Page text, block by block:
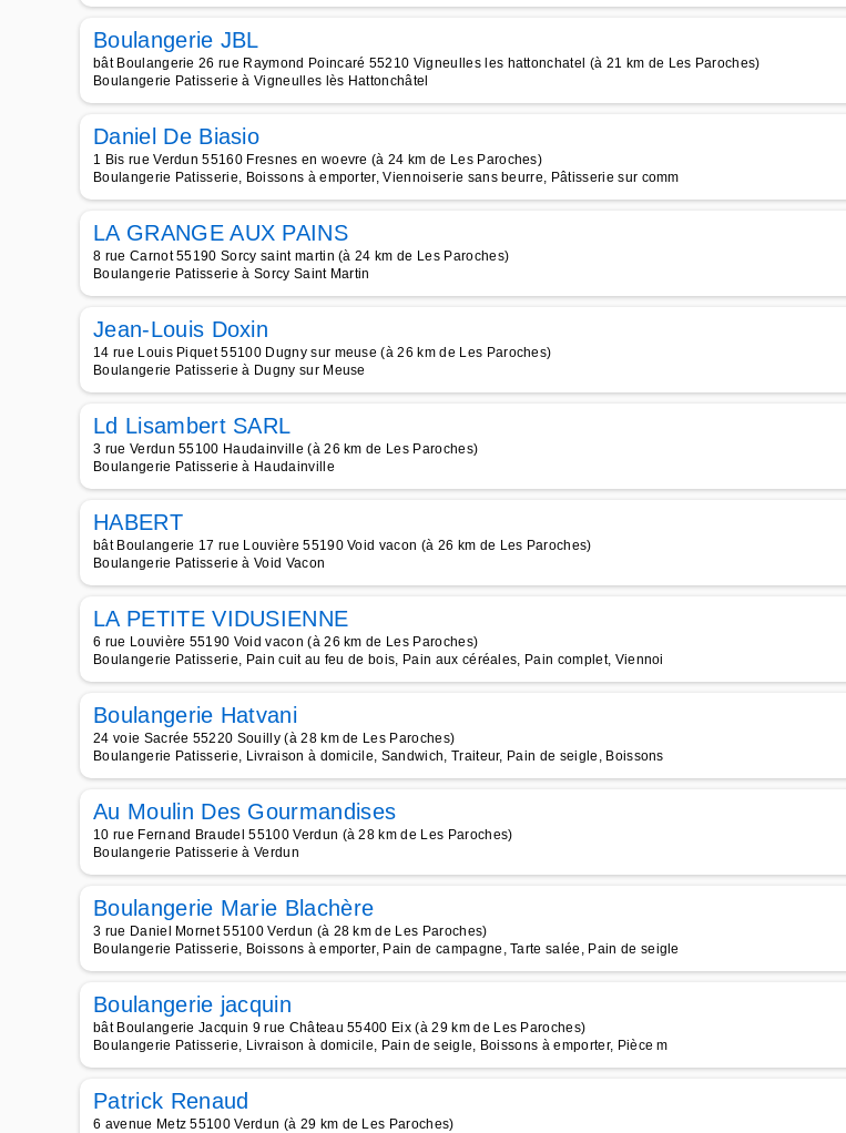
Boulangerie JBL
bât Boulangerie 26 rue Raymond Poincaré 55210 Vigneulles les hattonchatel (à 21 km de Les Paroches)
Boulangerie Patisserie à Vigneulles lès Hattonchâtel
Daniel De Biasio
1 Bis rue Verdun 55160 Fresnes en woevre (à 24 km de Les Paroches)
Boulangerie Patisserie, Boissons à emporter, Viennoiserie sans beurre, Pâtisserie sur comm
LA GRANGE AUX PAINS
8 rue Carnot 55190 Sorcy saint martin (à 24 km de Les Paroches)
Boulangerie Patisserie à Sorcy Saint Martin
Jean-Louis Doxin
14 rue Louis Piquet 55100 Dugny sur meuse (à 26 km de Les Paroches)
Boulangerie Patisserie à Dugny sur Meuse
Ld Lisambert SARL
3 rue Verdun 55100 Haudainville (à 26 km de Les Paroches)
Boulangerie Patisserie à Haudainville
HABERT
bât Boulangerie 17 rue Louvière 55190 Void vacon (à 26 km de Les Paroches)
Boulangerie Patisserie à Void Vacon
LA PETITE VIDUSIENNE
6 rue Louvière 55190 Void vacon (à 26 km de Les Paroches)
Boulangerie Patisserie, Pain cuit au feu de bois, Pain aux céréales, Pain complet, Viennoi
Boulangerie Hatvani
24 voie Sacrée 55220 Souilly (à 28 km de Les Paroches)
Boulangerie Patisserie, Livraison à domicile, Sandwich, Traiteur, Pain de seigle, Boissons
Au Moulin Des Gourmandises
10 rue Fernand Braudel 55100 Verdun (à 28 km de Les Paroches)
Boulangerie Patisserie à Verdun
Boulangerie Marie Blachère
3 rue Daniel Mornet 55100 Verdun (à 28 km de Les Paroches)
Boulangerie Patisserie, Boissons à emporter, Pain de campagne, Tarte salée, Pain de seigle
Boulangerie jacquin
bât Boulangerie Jacquin 9 rue Château 55400 Eix (à 29 km de Les Paroches)
Boulangerie Patisserie, Livraison à domicile, Pain de seigle, Boissons à emporter, Pièce m
Patrick Renaud
6 avenue Metz 55100 Verdun (à 29 km de Les Paroches)